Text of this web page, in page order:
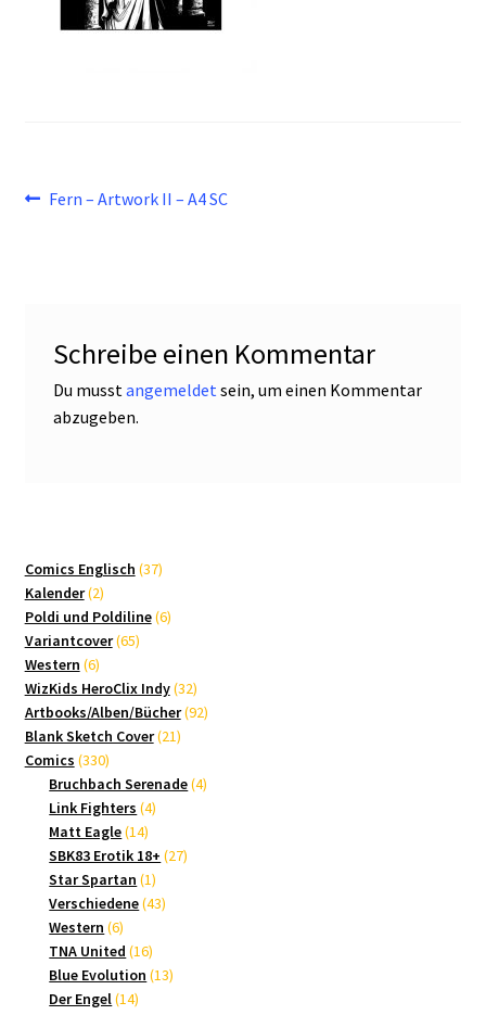
Beitragsnavigation
Vorheriger
Fern – Artwork II – A4 SC
Schreibe einen Kommentar
Du musst angemeldet sein, um einen Kommentar
abzugeben.
Comics Englisch 3737
Kalender 22
Produkte
Poldi und Poldiline 66
Variantcover 6565
Western 66
Produkte
WizKids HeroClix Indy 3232
Produkte
Artbooks/Alben/Bücher 9292
Blank Sketch Cover 2121
Comics 330330
Produkte
Bruchbach Serenade 44
Link Fighters 44
Matt Eagle 1414
Produkte
SBK83 Erotik 18+ 2727
Star Spartan 11
Produkt
Verschiedene 4343
Western 66
Produkte
TNA United 1616
Produkte
Blue Evolution 1313
Der Engel 1414